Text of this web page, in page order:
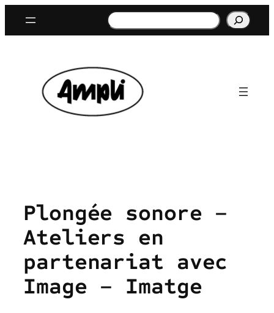
Rechercher
Plongée sonore –
Ateliers en
partenariat avec
Image – Imatge